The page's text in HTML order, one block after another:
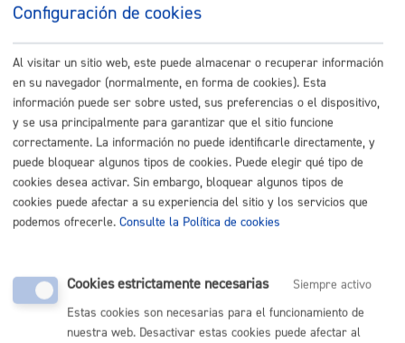
Número:2025/1000
Presentado el:10/27/2025
Fecha del pleno:10/30/2025
Tipo:Moción de Control
Resultado:Aprobado (puntuka bozkatuta, 1. eta 4.
puntok onartu dira / votada por puntos, se
aprueban los puntos nº 1 y 4. )
Documentos
P_20251030ctmocionlocalgros.pdf
P_20251030ctmocionlocalgros_eu.pdf
Comunícate con el Ayuntamiento de Donostia / San
Sebastián
Configuración de cookies
Al visitar un sitio web, este puede almacenar o recuperar información
en su navegador (normalmente, en forma de cookies). Esta
información puede ser sobre usted, sus preferencias o el dispositivo,
y se usa principalmente para garantizar que el sitio funcione
correctamente. La información no puede identificarle directamente, y
puede bloquear algunos tipos de cookies. Puede elegir qué tipo de
cookies desea activar. Sin embargo, bloquear algunos tipos de
cookies puede afectar a su experiencia del sitio y los servicios que
podemos ofrecerle. Consulte la Política de cookies
Cookies estrictamente necesarias
Siempre activo
Estas cookies son necesarias para el funcionamiento de
nuestra web. Desactivar estas cookies puede afectar al